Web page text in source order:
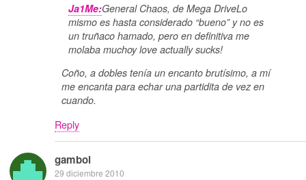
Ja1Me:General Chaos, de Mega DriveLo
mismo es hasta considerado “bueno” y no es
un truñaco hamado, pero en definitiva me
molaba muchoy love actually sucks!
Coño, a dobles tenía un encanto brutísimo, a mí
me encanta para echar una partidita de vez en
cuando.
Reply
gamboi
29 diciembre 2010